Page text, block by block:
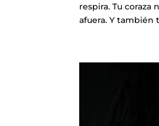
respira. Tu
afuera. Y también